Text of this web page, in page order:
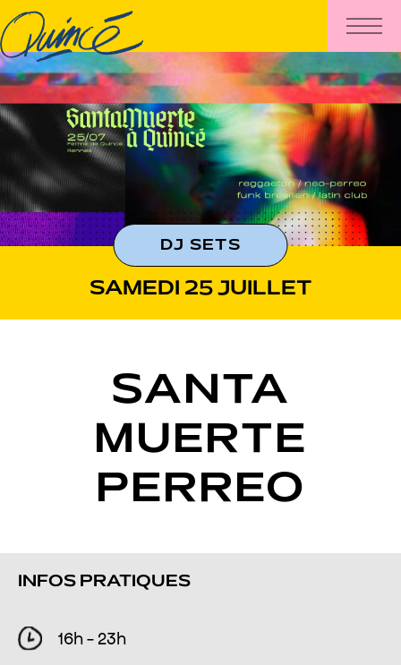
DJ SETS
SAMEDI 25 JUILLET
SANTA
MUERTE
PERREO
INFOS PRATIQUES
16h - 23h